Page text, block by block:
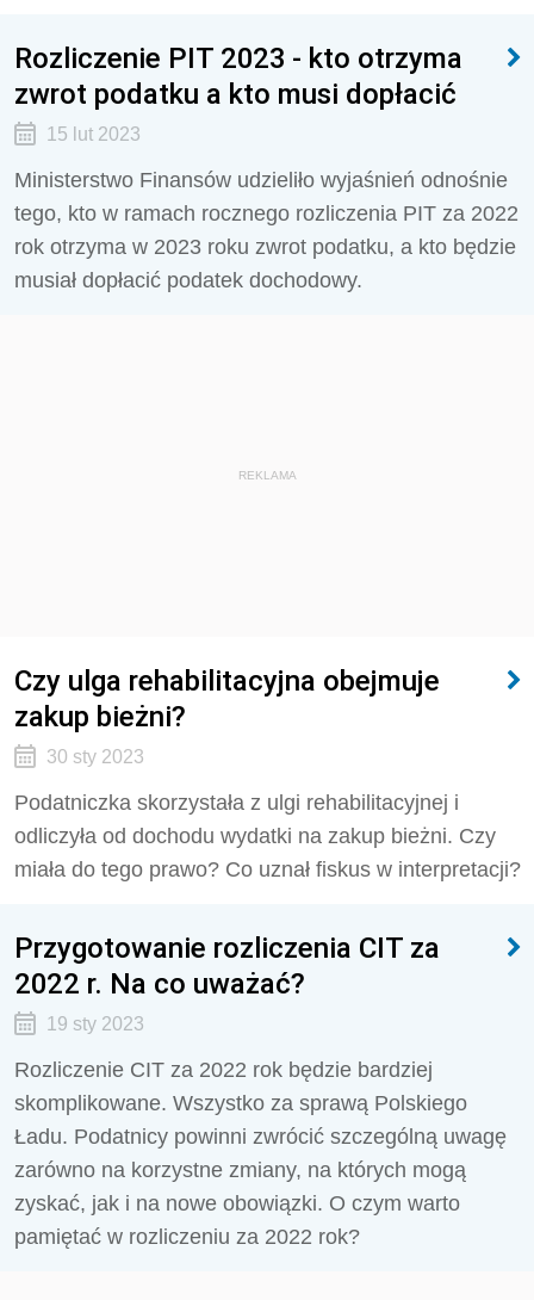
Rozliczenie PIT 2023 - kto otrzyma
zwrot podatku a kto musi dopłacić
15 lut 2023
Ministerstwo Finansów udzieliło wyjaśnień odnośnie
tego, kto w ramach rocznego rozliczenia PIT za 2022
rok otrzyma w 2023 roku zwrot podatku, a kto będzie
musiał dopłacić podatek dochodowy.
REKLAMA
Czy ulga rehabilitacyjna obejmuje
zakup bieżni?
30 sty 2023
Podatniczka skorzystała z ulgi rehabilitacyjnej i
odliczyła od dochodu wydatki na zakup bieżni. Czy
miała do tego prawo? Co uznał fiskus w interpretacji?
Przygotowanie rozliczenia CIT za
2022 r. Na co uważać?
19 sty 2023
Rozliczenie CIT za 2022 rok będzie bardziej
skomplikowane. Wszystko za sprawą Polskiego
Ładu. Podatnicy powinni zwrócić szczególną uwagę
zarówno na korzystne zmiany, na których mogą
zyskać, jak i na nowe obowiązki. O czym warto
pamiętać w rozliczeniu za 2022 rok?